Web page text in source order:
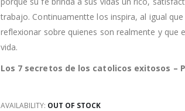
trabajo. Continuamentte los inspira, al igual
reflexionar sobre quienes son realmente y que
vida.
Los 7 secretos de los catolicos exitosos –
AVAILABILITY: OUT OF STOCK